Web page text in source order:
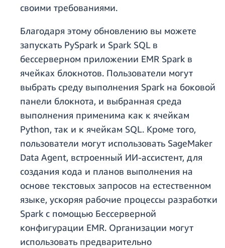
своими требованиями.
Благодаря этому обновлению вы можете
запускать PySpark и Spark SQL в
бессерверном приложении EMR Spark в
ячейках блокнотов. Пользователи могут
выбрать среду выполнения Spark на боковой
панели блокнота, и выбранная среда
выполнения применима как к ячейкам
Python, так и к ячейкам SQL. Кроме того,
пользователи могут использовать SageMaker
Data Agent, встроенный ИИ-ассистент, для
создания кода и планов выполнения на
основе текстовых запросов на естественном
языке, ускоряя рабочие процессы разработки
Spark с помощью Бессерверной
конфигурации EMR. Организации могут
использовать предварительно